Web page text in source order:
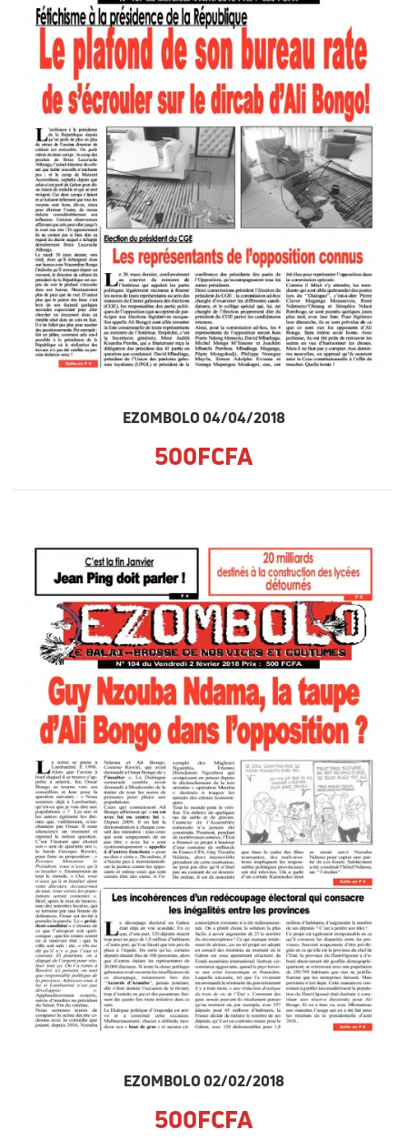
EZOMBOLO 04/04/2018
500FCFA
EZOMBOLO 02/02/2018
500FCFA